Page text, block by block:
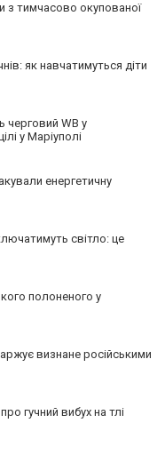
з тимчасово окупованої
як навчатимуться діти
черговий WB у
у Маріуполі
енергетичну
світло: це
полоненого у
визнане російськими
гучний вибух на тлі